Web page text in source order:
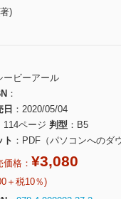
)
ービーアール
日
2020/05/04
114ページ 判型
B5
ト
PDF（パソコンへのダ
格： ¥3,080
＋税10％)